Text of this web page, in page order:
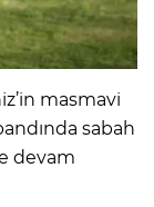
masmavi
sabah
devam